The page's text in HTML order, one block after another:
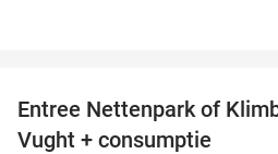
Entree Nettenpark of
Vught + consumptie